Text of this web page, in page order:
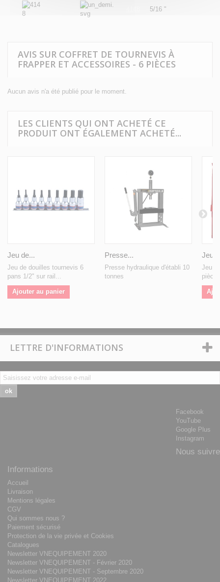
5/16 "
AVIS SUR COFFRET DE TOURNEVIS À
FRAPPER ET ACCESSOIRES - 6 PIÈCES
Aucun avis n'a été publié pour le moment.
LES CLIENTS QUI ONT ACHETÉ CE
PRODUIT ONT ÉGALEMENT ACHETÉ...
Jeu de...
Jeu de douilles tournevis 6
pans 1/2" sur rail...
Ajouter au panier
Presse...
Presse hydraulique d'établi 10
tonnes
Jeu
Jeu
pièces
LETTRE D'INFORMATIONS
ok
Facebook
YouTube
Google Plus
Instagram
Nous suivre
Informations
Accueil
Livraison
Mentions légales
CGV
Qui sommes nous ?
Paiement sécurisé
Protection de la vie privée et Cookies
Catalogues
Newsletter VNEQUIPEMENT 2020
Newsletter VNEQUIPEMENT - Février 2020
Newsletter VNEQUIPEMENT - Septembre 2020
Newsletter VNEQUIPEMENT 2022